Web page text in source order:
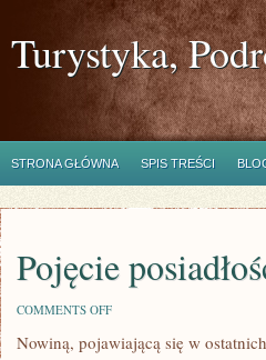
Turystyka,
STRONA GŁÓWNA SPIS TREŚCI
Pojęcie
COMMENTS OFFON
POSIADŁOŚCI
Nowiną, pojawiającą się w